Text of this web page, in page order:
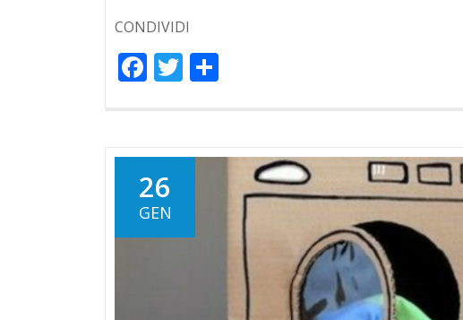
CONDIVIDI
FacebookTwitter
26
GEN